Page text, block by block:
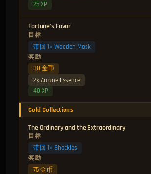
25 XP
Fortune's Favor
目标
带回 1× Wooden Mask
奖励
30 金币
2x Arcane Essence
40 XP
Cold Collections
The Ordinary and the Extraordinary
目标
带回 1× Shackles
奖励
75 金币